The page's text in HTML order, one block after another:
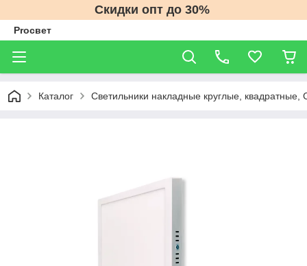
Скидки опт до 30%
Proсвет
Каталог Светильники накладные круглые, квадратные,